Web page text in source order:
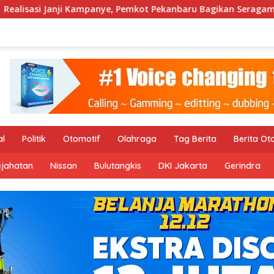
Pemkot Pekanbaru Bagikan Seragam Sekolah
Politik Otomotif Olahraga Tag Berita Berita
Nissan Bulutangkis DKI Jakarta Gerindra